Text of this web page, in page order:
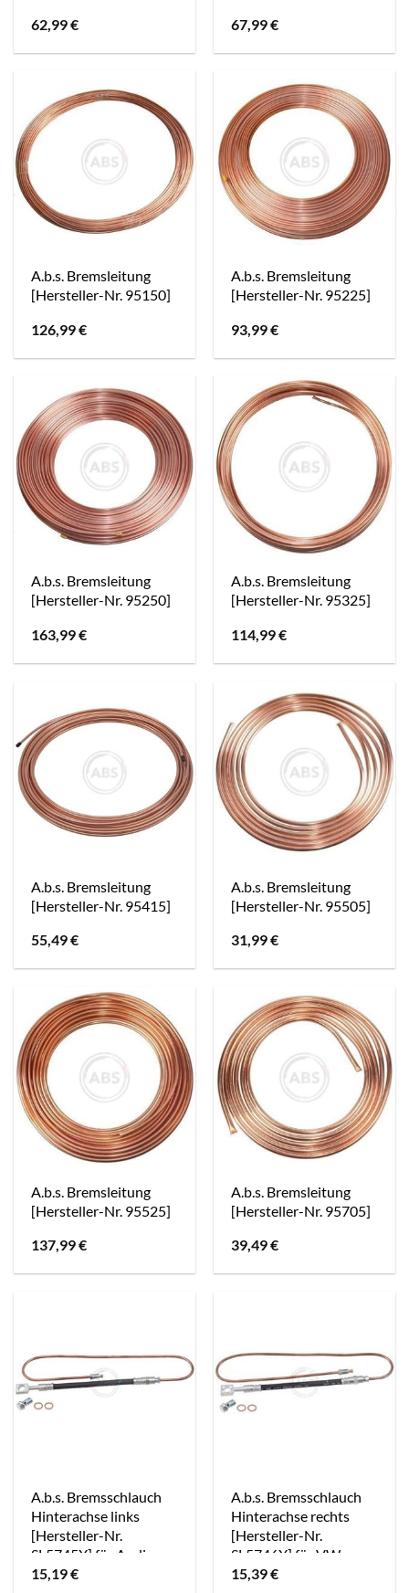
62,99€
67,99€
A.b.s. Bremsleitung
[Hersteller-Nr. 95150]
126,99€
A.b.s. Bremsleitung
[Hersteller-Nr. 95225]
93,99€
A.b.s. Bremsleitung
[Hersteller-Nr. 95250]
163,99€
A.b.s. Bremsleitung
[Hersteller-Nr. 95325]
114,99€
A.b.s. Bremsleitung
[Hersteller-Nr. 95415]
55,49€
A.b.s. Bremsleitung
[Hersteller-Nr. 95505]
31,99€
A.b.s. Bremsleitung
[Hersteller-Nr. 95525]
137,99€
A.b.s. Bremsleitung
[Hersteller-Nr. 95705]
39,49€
A.b.s. Bremsschlauch
Hinterachse links
[Hersteller-Nr.
SL5745X] für Audi,
Seat, Skoda, VW
15,19€
A.b.s. Bremsschlauch
Hinterachse rechts
[Hersteller-Nr.
SL5746X] für VW,
Audi, Seat, Skoda
15,39€